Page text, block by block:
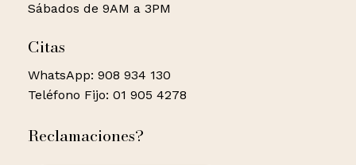
Sábados de 9AM a 3PM
Citas
WhatsApp: 908 934 130
Teléfono Fijo: 01 905 4278
Reclamaciones?